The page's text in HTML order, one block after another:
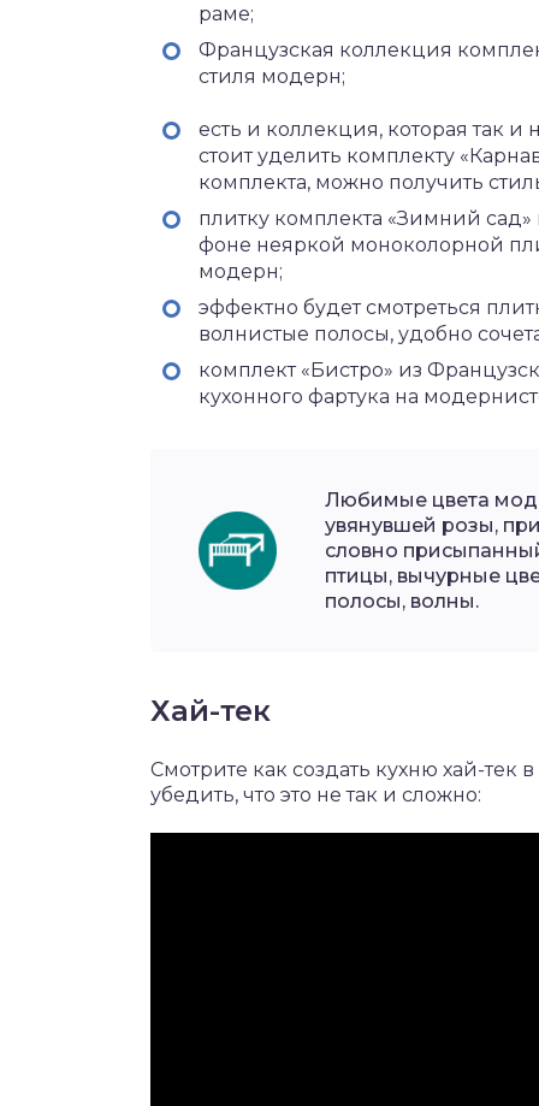
раме;
Французская коллекция
стиля модерн;
есть и коллекция, которая так
стоит уделить комплекту
комплекта, можно получить
плитку комплекта «Зимний
фоне неяркой моноколорной
модерн;
эффектно будет смотреться
волнистые полосы, удобно
комплект «Бистро» из
кухонного фартука на
Любимые цвета
увянувшей розы,
словно
птицы, вычурные
полосы, волны.
Хай-тек
Смотрите как создать кухню хай-
убедить, что это не так и сложно: